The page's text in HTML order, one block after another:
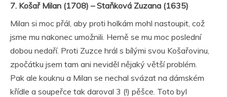
7. Košař Milan (1708) – Staňková Zuzana (1635)
Milan si moc přál, aby proti holkám mohl nastoupit, což
jsme mu nakonec umožnili. Herně se mu moc poslední
dobou nedaří. Proti Zuzce hrál s bílými svou Košařovinu,
zpočátku jsem tam ani neviděl nějaký větší problém.
Pak ale kouknu a Milan se nechal svázat na dámském
křídle a soupeřce tak daroval 3 (!) pěšce. Toto byl